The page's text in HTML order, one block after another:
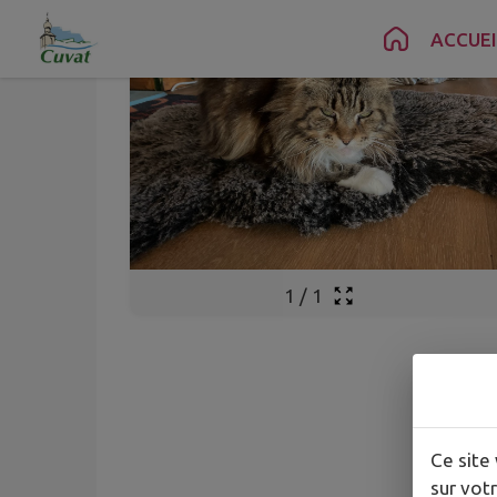
Contenu Pied de page
1 / 1
Ce site
sur